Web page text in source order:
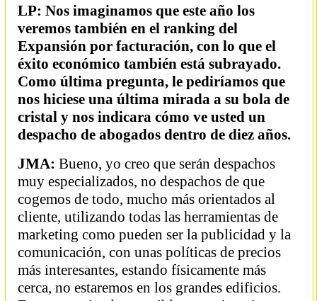
LP: Nos imaginamos que este año los
veremos también en el ranking del
Expansión por facturación, con lo que el
éxito económico también está subrayado.
Como última pregunta, le pediríamos que
nos hiciese una última mirada a su bola de
cristal y nos indicara cómo ve usted un
despacho de abogados dentro de diez años.
JMA: Bueno, yo creo que serán despachos
muy especializados, no despachos de que
cogemos de todo, mucho más orientados al
cliente, utilizando todas las herramientas de
marketing como pueden ser la publicidad y la
comunicación, con unas políticas de precios
más interesantes, estando físicamente más
cerca, no estaremos en los grandes edificios.